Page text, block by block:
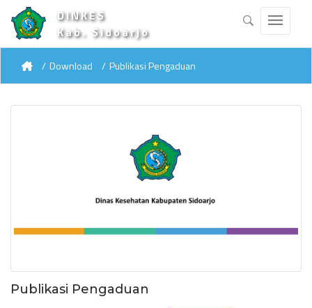
DINKES
Kab. Sidoarjo
Download Publikasi Pengaduan
Publikasi Pengaduan